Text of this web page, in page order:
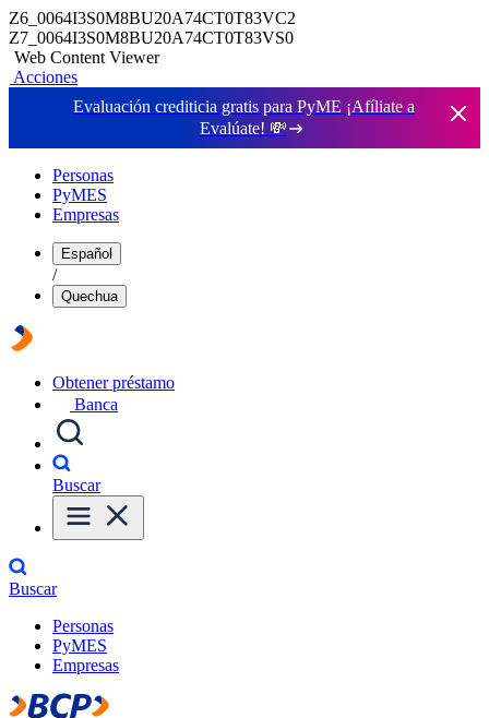
Z6_0064I3S0M8BU20A74CT0T83VC2
Z7_0064I3S0M8BU20A74CT0T83VS0
Web Content Viewer
Acciones
Evaluación crediticia gratis para PyME ¡Afíliate a
Evalúate! 💸
Personas
PyMES
Empresas
Español
/
Quechua
Obtener préstamo
Banca
Buscar
Buscar
Personas
PyMES
Empresas